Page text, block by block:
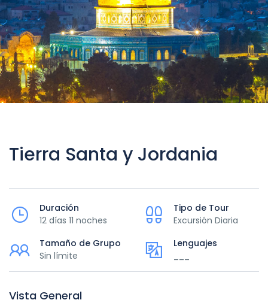
Tierra Santa y Jordania
Duración
12 días 11 noches
Tipo de Tour
Excursión Diaria
Tamaño de Grupo
Sin límite
Lenguajes
Vista General